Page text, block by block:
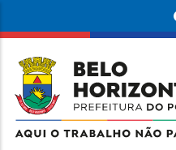
conteúdo
principal
da
Prefeitura
de